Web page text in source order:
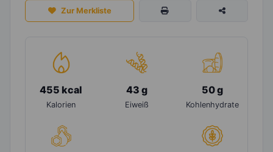
Zur Merkliste
455 kcal
Kalorien
43 g
Eiweiß
50 g
Kohlenhydrate